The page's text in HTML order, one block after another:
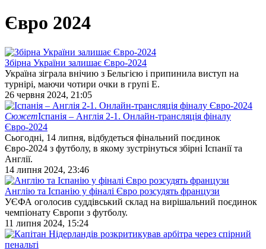
Євро 2024
Збірна України залишає Євро-2024
Україна зіграла внічию з Бельгією і припинила виступ на
турнірі, маючи чотири очки в групі Е.
26 червня 2024, 21:05
СюжетІспанія – Англія 2-1. Онлайн-трансляція фіналу
Євро-2024
Сьогодні, 14 липня, відбудеться фінальний поєдинок
Євро-2024 з футболу, в якому зустрінуться збірні Іспанії та
Англії.
14 липня 2024, 23:46
Англію та Іспанію у фіналі Євро розсудять французи
УЄФА оголосив суддівський склад на вирішальний поєдинок
чемпіонату Європи з футболу.
11 липня 2024, 15:24